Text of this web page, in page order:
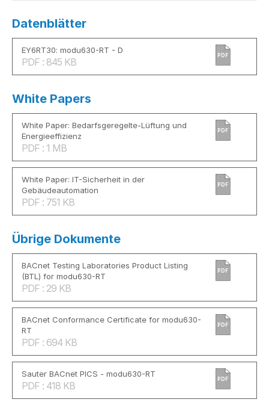
Datenblätter
EY6RT30: modu630-RT - D
PDF : 845 KB
PDF
White Papers
White Paper: Bedarfsgeregelte-Lüftung und
Energieeffizienz
PDF : 1 MB
PDF
White Paper: IT-Sicherheit in der
Gebäudeautomation
PDF : 751 KB
PDF
Übrige Dokumente
BACnet Testing Laboratories Product Listing
(BTL) for modu630-RT
PDF : 29 KB
PDF
BACnet Conformance Certificate for modu630-
RT
PDF : 694 KB
PDF
Sauter BACnet PICS - modu630-RT
PDF : 418 KB
PDF